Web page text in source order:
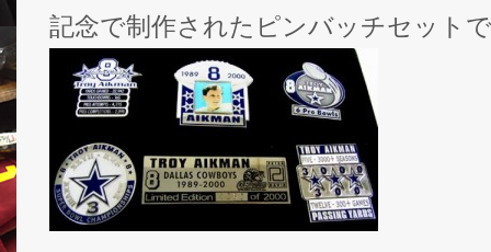
記念で制作されたピンバッチセット